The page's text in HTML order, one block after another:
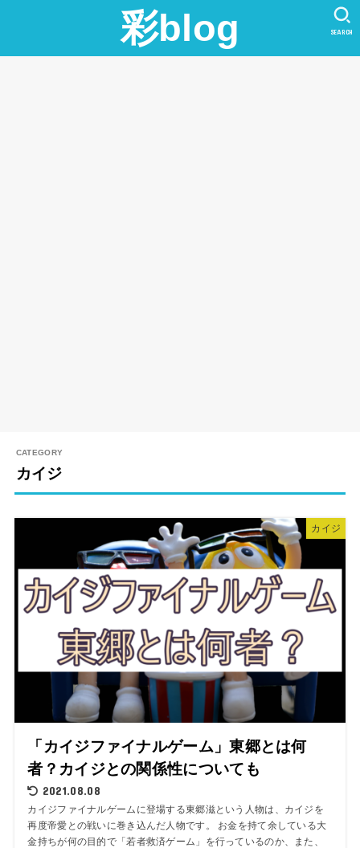
彩blog SEARCH
カイジ
カイジ
「カイジファイナルゲーム」東郷とは何
者？カイジとの関係性についても
2021.08.08
カイジファイナルゲームに登場する東郷滋という人物は、カイジを
再度帝愛との戦いに巻き込んだ人物です。 お金を持て余している大
金持ちが何の目的で「若者救済ゲーム」を行っているのか、また、